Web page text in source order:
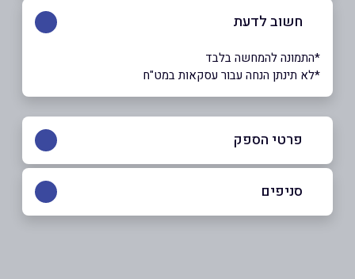
חשוב לדעת
*התמונה להמחשה בלבד
*לא תינתן הנחה עבור עסקאות במט"ח
פרטי הספק
סניפים